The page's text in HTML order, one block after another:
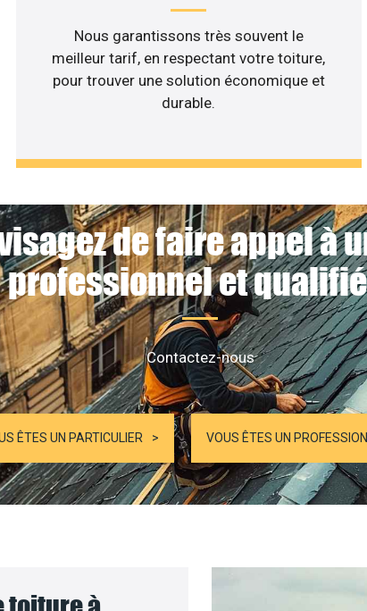
Nous garantissons très souvent le
meilleur tarif, en respectant votre toiture,
pour trouver une solution économique et
durable.
de faire appel à
professionnel et
Contactez-nous
ÊTES UN PARTICULIER VOUS ÊTES UN